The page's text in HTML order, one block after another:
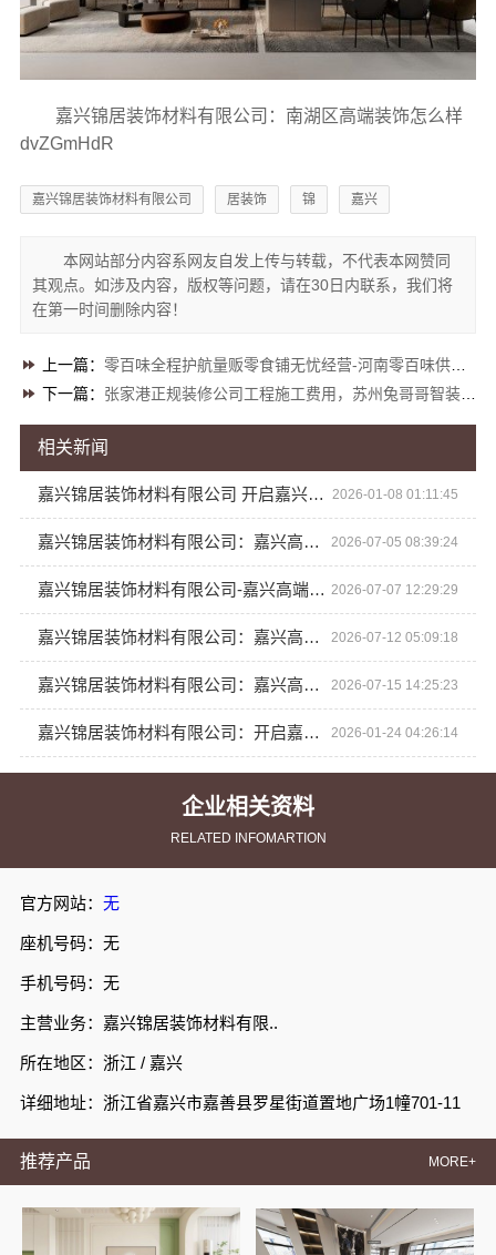
企业相关资料
RELATED INFOMARTION
官方网站： 无
座机号码：无
手机号码：无
主营业务：嘉兴锦居装饰材料有限..
所在地区：浙江 / 嘉兴
详细地址：浙江省嘉兴市嘉善县罗星街道置地广场1幢701-11
推荐产品 MORE+
嘉兴锦居装饰材料有限公司：南湖区高端装饰怎么样
dvZGmHdR
嘉兴锦居装饰材料有限公司 居装饰 锦 嘉兴
本网站部分内容系网友自发上传与转载，不代表本网赞同
其观点。如涉及内容，版权等问题，请在30日内联系，我们将
在第一时间删除内容！
上一篇： 零百味全程护航量贩零食铺无忧经营-河南零百味供应链有限公司
下一篇： 张家港正规装修公司工程施工费用，苏州兔哥哥智装新材料有限公司详解
相关新闻
嘉兴锦居装饰材料有限公司 开启嘉兴装修新时代 2026-01-08 01:11:45
嘉兴锦居装饰材料有限公司：嘉兴高端装饰地址 2026-07-05 08:39:24
嘉兴锦居装饰材料有限公司-嘉兴高端装饰地址 2026-07-07 12:29:29
嘉兴锦居装饰材料有限公司：嘉兴高端装饰地址查询 2026-07-12 05:09:18
嘉兴锦居装饰材料有限公司：嘉兴高端装饰地址一站式咨询 2026-07-15 14:25:23
嘉兴锦居装饰材料有限公司：开启嘉兴家装新潮流 2026-01-24 04:26:14